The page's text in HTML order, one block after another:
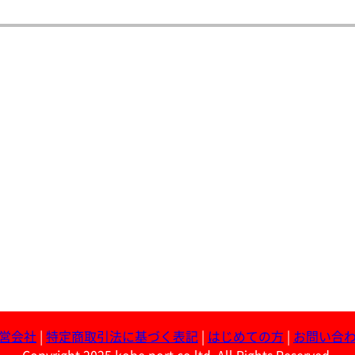
会社 特定商取引法に基づく表記 はじめての方
お問い合